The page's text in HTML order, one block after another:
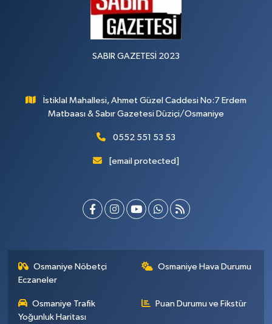
SABIR GAZETESİ 2023
İstiklal Mahallesi, Ahmet Güzel Caddesi No:7 Erdem
Matbaası & Sabır Gazetesi Düziçi/Osmaniye
0552 551 53 53
[email protected]
Osmaniye Nöbetçi
Eczaneler
Osmaniye Hava Durumu
Osmaniye Trafik
Yoğunluk Haritası
Puan Durumu ve Fikstür